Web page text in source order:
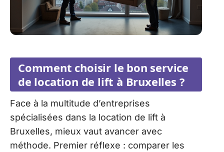
Comment choisir le bon service
de location de lift à Bruxelles ?
Face à la multitude d’entreprises
spécialisées dans la location de lift à
Bruxelles, mieux vaut avancer avec
méthode. Premier réflexe : comparer les